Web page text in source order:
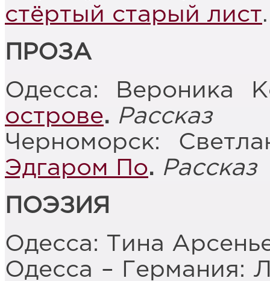
стёртый старый лист
ПРОЗА
Одесса: Вероника
острове. Рассказ
Черноморск:
Эдгаром По. Рассказ
ПОЭЗИЯ
Одесса: Тина
Одесса – Германия: